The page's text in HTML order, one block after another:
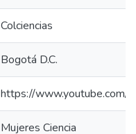
Colciencias
Bogotá D.C.
https://www.youtube.com/
Mujeres Ciencia